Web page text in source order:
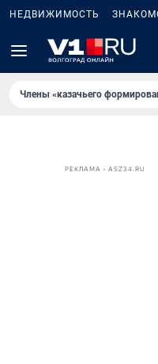
НЕДВИЖИМОСТЬ
Члены «казачьего
РЕКЛАМА • ASZ34.RU